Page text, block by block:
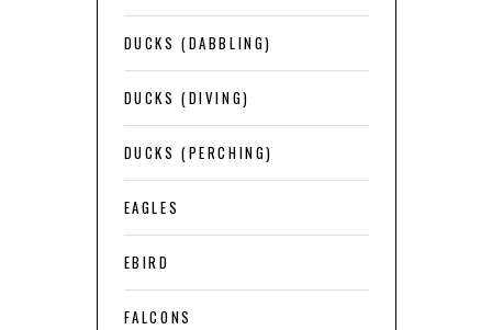
DUCKS (DABBLING)
DUCKS (DIVING)
DUCKS (PERCHING)
EAGLES
EBIRD
FALCONS